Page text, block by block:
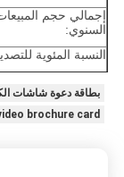
إجمالي حجم
السنوي:
النسبة المئوية
بطاقة دعوة شاشات
brochure card